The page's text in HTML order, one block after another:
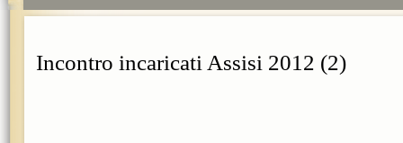
Incontro incaricati Assisi 2012 (2)